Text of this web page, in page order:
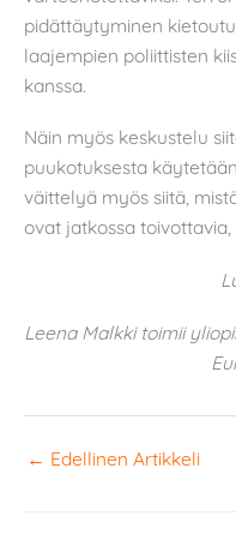
pidättäytyminen
laajempien poliittisten
kanssa.
Näin myös keskustelu
puukotuksesta
väittelyä myös siitä,
ovat jatkossa
Leena Malkki toimii
← Edellinen Artikkeli